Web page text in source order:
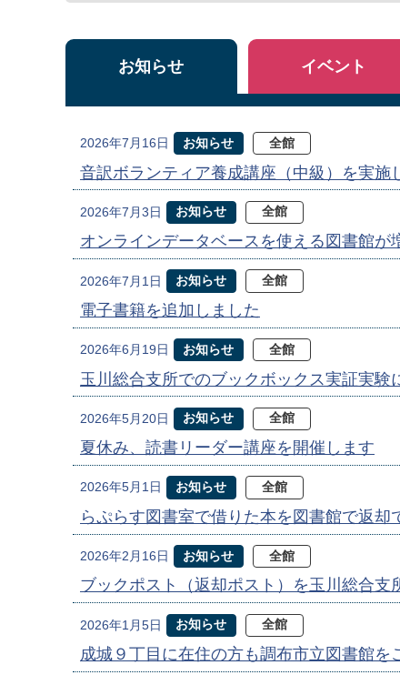
お知らせ
2026年7月16日 お知らせ 全館
音訳ボランティア養成講座（中級）を実施
2026年7月3日 お知らせ 全館
オンラインデータベースを使える図書館が
2026年7月1日 お知らせ 全館
電子書籍を追加しました
2026年6月19日 お知らせ 全館
玉川総合支所でのブックボックス実証実験
2026年5月20日 お知らせ 全館
夏休み、読書リーダー講座を開催します
2026年5月1日 お知らせ 全館
らぷらす図書室で借りた本を図書館で返却
2026年2月16日 お知らせ 全館
ブックポスト（返却ポスト）を玉川総合支
2026年1月5日 お知らせ 全館
成城９丁目に在住の方も調布市立図書館を
イベント